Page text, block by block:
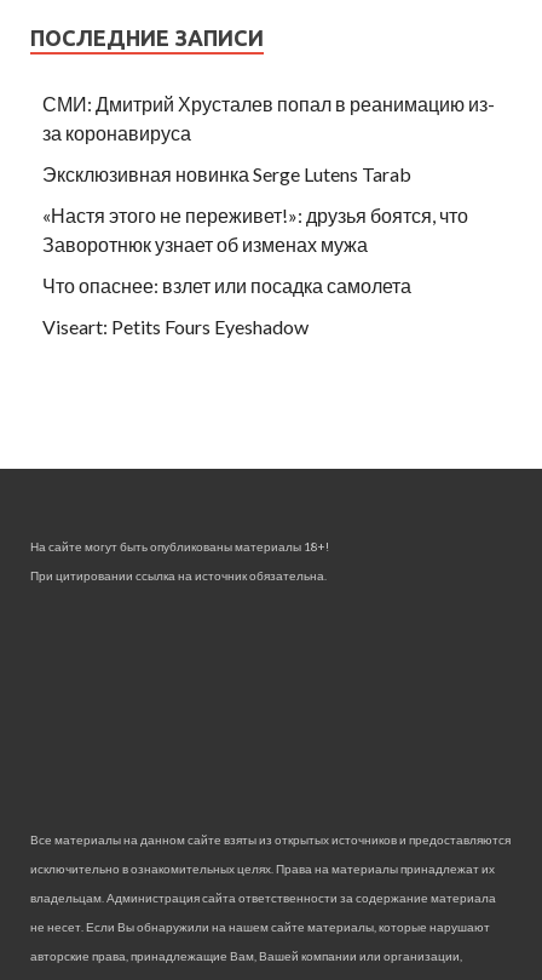
ПОСЛЕДНИЕ ЗАПИСИ
СМИ: Дмитрий Хрусталев попал в реанимацию из-
за коронавируса
Эксклюзивная новинка Serge Lutens Tarab
«Настя этого не переживет!»: друзья боятся, что
Заворотнюк узнает об изменах мужа
Что опаснее: взлет или посадка самолета
Viseart: Petits Fours Eyeshadow
На сайте могут быть опубликованы материалы 18+!
При цитировании ссылка на источник обязательна.
Все материалы на данном сайте взяты из открытых источников и предоставляются
исключительно в ознакомительных целях. Права на материалы принадлежат их
владельцам. Администрация сайта ответственности за содержание материала
не несет. Если Вы обнаружили на нашем сайте материалы, которые нарушают
авторские права, принадлежащие Вам, Вашей компании или организации,